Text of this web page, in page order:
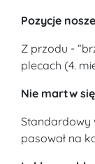
Pozycje
Z przodu -
plecach (4.
Nie martw
Standardowy
pasował na